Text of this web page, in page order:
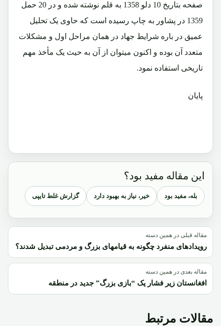
صفحه بتاریخ 10 دلو 1358 به قلم نوشته شده و در 20 حمل
1359 در پشاور به چاپ رسیده است که حاوی یک تحلیل
عمیق در باره شرایط جهاد در همان مراحل اول و مشکلات
متعدد آن بوده و اکنون میتوان از آن به حیث یک مأخذ مهم
تاریخی استفاده نمود.
پایان
این مقاله مفید بود؟
بله، مفید بود خیر، نیاز به بهبود دارد گزارش غلط تایپی
مقاله قبلی در همین دسته
رویدادهای منفرد چگونه به قیامهای بزرگ و مردمی تبدیل شدند؟
مقاله بعدی در همین دسته
افغانستان زیر فشار یک “بازی بزرگ” جدید در منطقه
مقالات مرتبط